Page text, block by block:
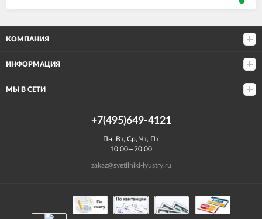
КОМПАНИЯ
ИНФОРМАЦИЯ
МЫ В СЕТИ
+7(495)649-4121
Пн, Вт, Ср, Чт, Пт
10:00—20:00
zakaz@svetilniki-lyustry.ru